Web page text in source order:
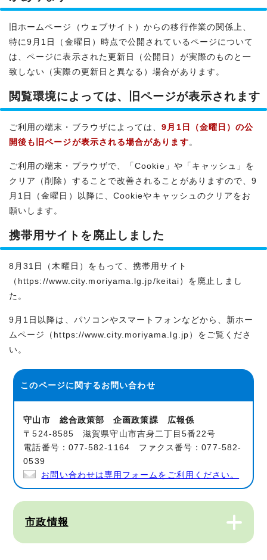
旧ホームページ（ウェブサイト）からの移行作業の関係上、
特に9月1日（金曜日）時点で公開されているページについて
は、ページに表示された更新日（公開日）が実際のものと一
致しない（実際の更新日と異なる）場合があります。
閲覧環境によっては、旧ページが表示されます
ご利用の端末・ブラウザによっては、9月1日（金曜日）の公
開後も旧ページが表示される場合があります。
ご利用の端末・ブラウザで、「Cookie」や「キャッシュ」を
クリア（削除）することで改善されることがありますので、9
月1日（金曜日）以降に、Cookieやキャッシュのクリアをお
願いします。
携帯用サイトを廃止しました
8月31日（木曜日）をもって、携帯用サイト
（https://www.city.moriyama.lg.jp/keitai）を廃止しまし
た。
9月1日以降は、パソコンやスマートフォンなどから、新ホー
ムページ（https://www.city.moriyama.lg.jp）をご覧くださ
い。
このページに関するお問い合わせ
守山市 総合政策部 企画政策課 広報係
〒524-8585 滋賀県守山市吉身二丁目5番22号
電話番号：077-582-1164 ファクス番号：077-582-
0539
お問い合わせは専用フォームをご利用ください。
市政情報